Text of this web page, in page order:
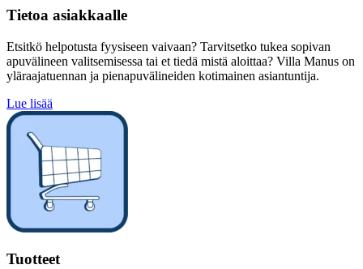
Tietoa asiakkaalle
Etsitkö helpotusta fyysiseen vaivaan? Tarvitsetko tukea sopivan
apuvälineen valitsemisessa tai et tiedä mistä aloittaa? Villa Manus on
yläraajatuennan ja pienapuvälineiden kotimainen asiantuntija.
Lue lisää
Tuotteet